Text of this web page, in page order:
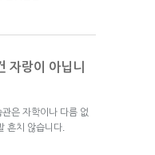
자랑이 아닙니
은 자학이나 다름 없
흔치 않습니다.